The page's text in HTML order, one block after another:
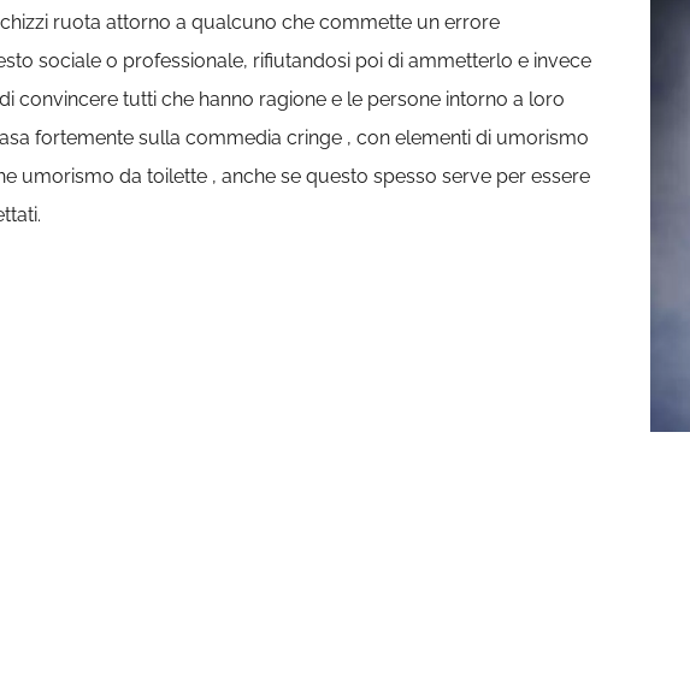
ruota attorno a qualcuno che commette un errore
sociale o professionale, rifiutandosi poi di ammetterlo e invece
convincere tutti che hanno ragione e le persone intorno a loro
fortemente sulla commedia cringe , con elementi di umorismo
umorismo da toilette , anche se questo spesso serve per essere